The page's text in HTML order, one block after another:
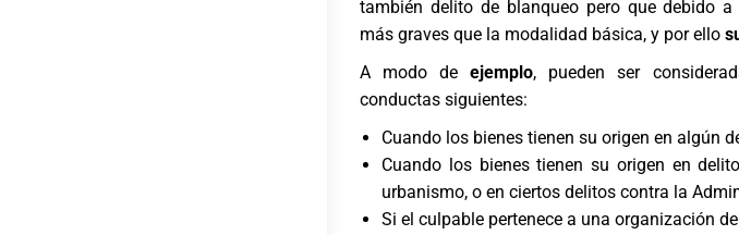
también delito de blanqueo pero que debido
más graves que la modalidad básica, y por ello
A modo deejemplo, pueden ser
conductas siguientes:
Cuando los bienes tienen su origen en algún
Cuando los bienes tienen su origen en
urbanismo, o en ciertos delitos contra la
Si el culpable pertenece a una organización